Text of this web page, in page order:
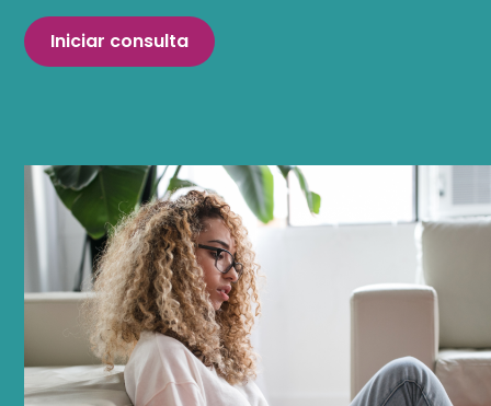
Iniciar consulta